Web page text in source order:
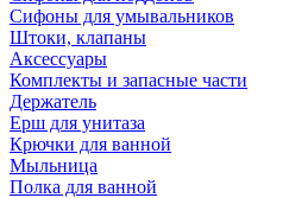
Сифоны для умывальников
Штоки, клапаны
Аксессуары
Комплекты и запасные части
Держатель
Ерш для унитаза
Крючки для ванной
Мыльница
Полка для ванной